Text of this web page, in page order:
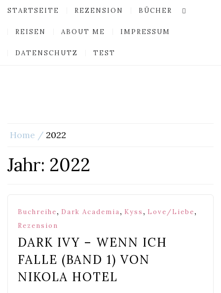
STARTSEITE REZENSION BÜCHER
REISEN ABOUT ME IMPRESSUM
DATENSCHUTZ TEST
Home 2022
Jahr: 2022
Buchreihe, Dark Academia, Kyss , Love/Liebe,
Rezension
DARK IVY – WENN ICH
FALLE (BAND 1) VON
NIKOLA HOTEL